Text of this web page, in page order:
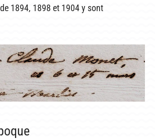
1894, 1898 et 1904 y sont